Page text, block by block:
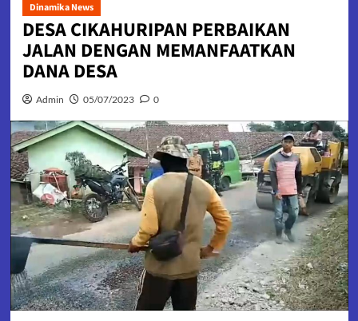
Dinamika News
DESA CIKAHURIPAN PERBAIKAN
JALAN DENGAN MEMANFAATKAN
DANA DESA
Admin 05/07/2023 0